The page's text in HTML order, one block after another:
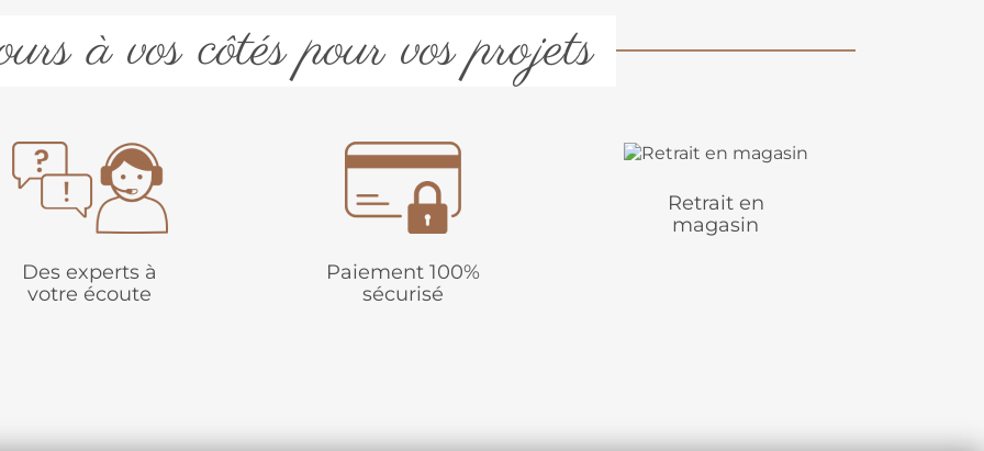
à vos côtés pour vos projets
Des experts à
votre écoute
Paiement 100%
sécurisé
Retrait en
magasin